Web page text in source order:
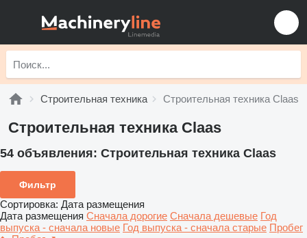
Строительная техника Строительная техника Claas
Строительная техника Claas
54 объявления: Строительная техника Claas
Фильтр
Сортировка: Дата размещения
Дата размещения Сначала дорогие Сначала дешевые Год
выпуска - сначала новые Год выпуска - сначала старые Пробег